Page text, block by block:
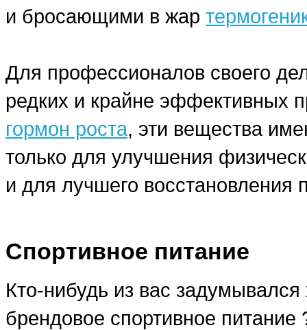
и бросающими в жар
Для профессионалов своего
редких и крайне эффективных
гормон роста, эти вещества
только для улучшения
и для лучшего восстановления
Спортивное питание
Кто-нибудь из вас
брендовое спортивное